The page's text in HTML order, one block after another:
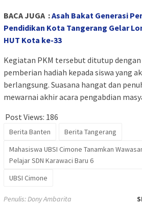
BACA JUGA :Asah Bakat Generasi
Pendidikan Kota Tangerang Gelar
HUT Kota ke-33
Kegiatan PKM tersebut ditutup
pemberian hadiah kepada siswa yang
berlangsung. Suasana hangat dan
mewarnai akhir acara pengabdian
Post Views: 186
Berita Banten
Berita Tangerang
Mahasiswa UBSI Cimone Tanamkan
Pelajar SDN Karawaci Baru 6
UBSI Cimone
Penulis: Dony Ambarita